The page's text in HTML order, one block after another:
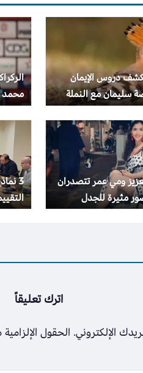
دروس الإيمان
سليمان مع النملة
محمد
ومي عمر تتصدران
3
اترك تعليقاً
الإلكتروني. الحقول